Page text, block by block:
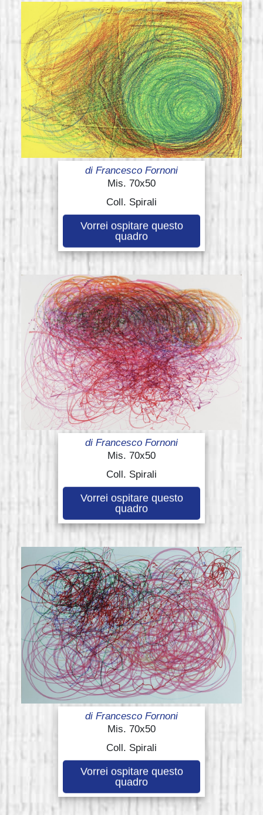
di Francesco Fornoni
Mis. 70x50
Coll. Spirali
Vorrei ospitare questo
quadro
di Francesco Fornoni
Mis. 70x50
Coll. Spirali
Vorrei ospitare questo
quadro
di Francesco Fornoni
Mis. 70x50
Coll. Spirali
Vorrei ospitare questo
quadro